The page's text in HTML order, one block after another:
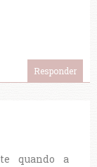
Responder
quando a